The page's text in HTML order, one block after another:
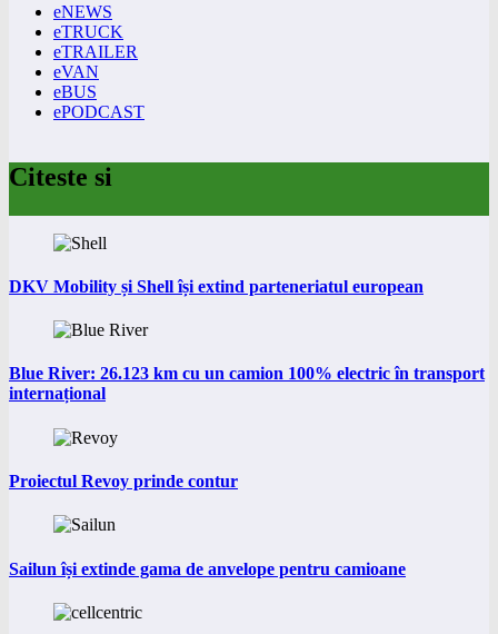
eNEWS
eTRUCK
eTRAILER
eVAN
eBUS
ePODCAST
Citeste si
DKV Mobility și Shell își extind parteneriatul european
Blue River: 26.123 km cu un camion 100% electric în transport
internațional
Proiectul Revoy prinde contur
Sailun își extinde gama de anvelope pentru camioane